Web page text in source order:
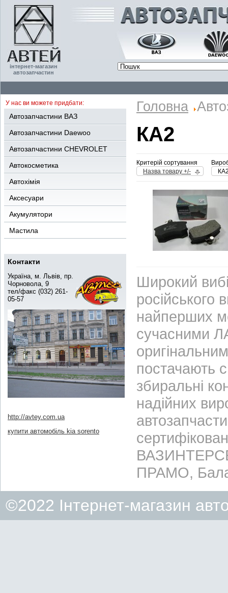
інтернет-магазин
автозапчастин
У нас ви можете придбати:
Автозапчастини ВАЗ
Автозапчастини Daewoo
Автозапчастини CHEVROLET
Автокосметика
Автохімія
Аксесуари
Акумулятори
Мастила
Контакти
Україна, м. Львів, пр.
Чорновола, 9
тел/факс (032) 261-
05-57
http://avtey.com.ua
купити автомобіль kia sorento
Головна
КА2
Критерій сортування
Назва товару +/-
Широкий
найперших
сучасними
постачають
збиральні
надійних
ПРАМО,
©2022 Інтернет-магазин